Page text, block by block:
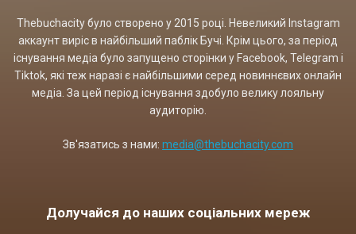
Thebuchacity було створено у 2015 році. Невеликий Instagram
аккаунт виріс в найбільший паблік Бучі. Крім цього, за період
існування медіа було запущено сторінки у Facebook, Telegram і
Tiktok, які теж наразі є найбільшими серед новиннєвих онлайн
медіа. За цей період існування здобуло велику лояльну
аудиторію.
Зв'язатись з нами: media@thebuchacity.com
Долучайся до наших соціальних мереж